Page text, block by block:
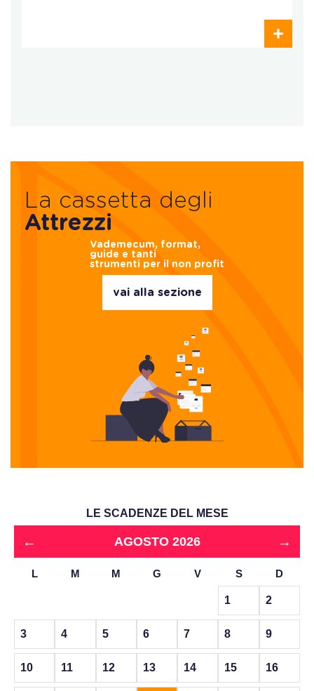
La cassetta degli
Attrezzi
Vademecum, format,
guide e tanti
strumenti per il non profit
vai alla sezione
LE SCADENZE DEL MESE
← AGOSTO 2026 →
L M M G V S D
1 2
3 4 5 6 7 8 9
10 11 12 13 14 15 16